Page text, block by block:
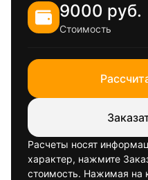
9000 руб.
Стоимость
Расчеты носят
характер, нажмите
стоимость. Нажимая на